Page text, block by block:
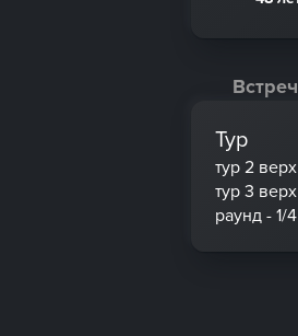
Тур
тур 2
тур 3
раунд - 1/4